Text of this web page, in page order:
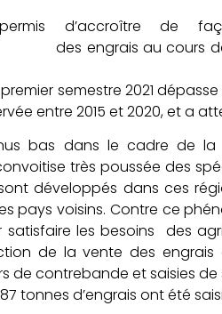
d’accroître de
de la campagne
premier semestre
entre 2015 et 2020, et a
bas dans le cadre de
très poussée des
développés dans ces
pays voisins. Contre ce
satisfaire les besoins des
de la vente des
de contrebande et saisies
tonnes d’engrais ont été